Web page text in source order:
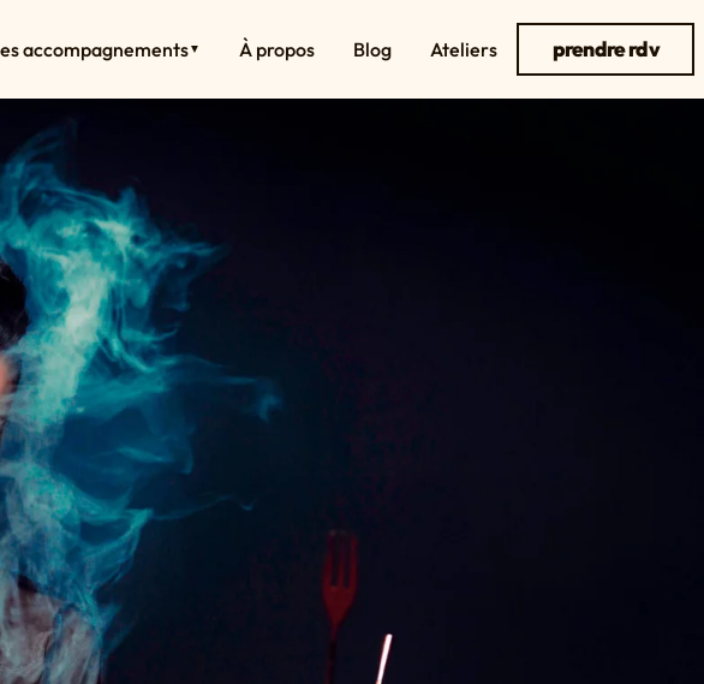
accompagnements▼ À propos Blog Ateliers prendre rdv